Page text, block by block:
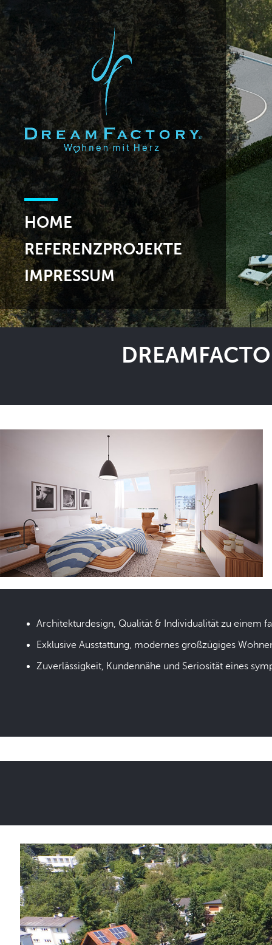
HOME
REFERENZPROJEKTE
IMPRESSUM
Architekturdesign, Qualität & Individualität zu einem
Exklusive Ausstattung, modernes großzügiges
Zuverlässigkeit, Kundennähe und Seriosität eines